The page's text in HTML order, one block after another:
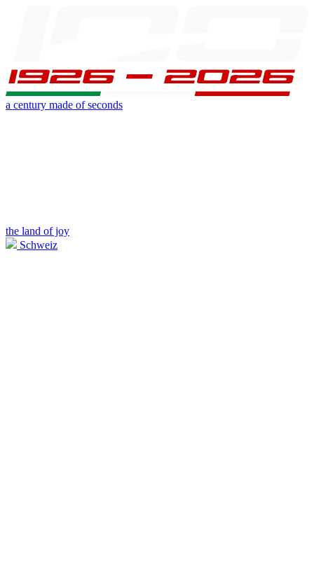
a century made of seconds
the land of joy
Schweiz